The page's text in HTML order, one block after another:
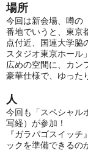
場所
今回は新会場、噂の
番地でいうと、東京
点付近、国連大学脇
スタジオ東京ホール
広めの空間に、カン
豪華仕様で、ゆった
人
今回も「スペシャル
写経）が参加！
『ガラパゴスイッ
ックを準備できる